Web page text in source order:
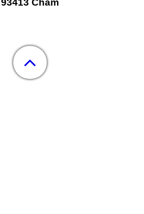
93413 Cham